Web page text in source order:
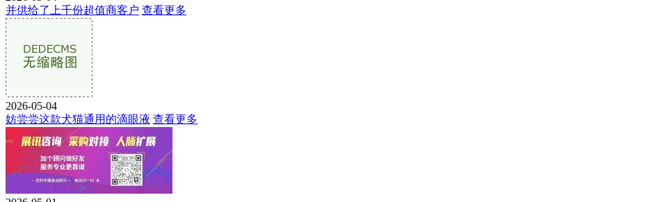
并供给了上千份超值商客户 查看更多
2026-05-04
妨尝尝这款犬猫通用的滴眼液 查看更多